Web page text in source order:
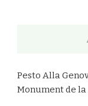
Pesto Alla
Monument de